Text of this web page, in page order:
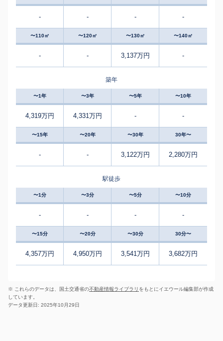
- - - -
〜110㎡ 〜120㎡ 〜130㎡ 〜140㎡
- - 3,137万円 -
築年
〜1年 〜3年 〜5年 〜10年
4,319万円 4,331万円 - -
〜15年 〜20年 〜30年 30年〜
- - 3,122万円 2,280万円
駅徒歩
〜1分 〜3分 〜5分 〜10分
- - - -
〜15分 〜20分 〜30分 30分〜
4,357万円 4,950万円 3,541万円 3,682万円
※ これらのデータは、国土交通省の不動産情報ライブラリ をもとにイエウール編集部が作成
しています。
データ更新日: 2025年10月29日